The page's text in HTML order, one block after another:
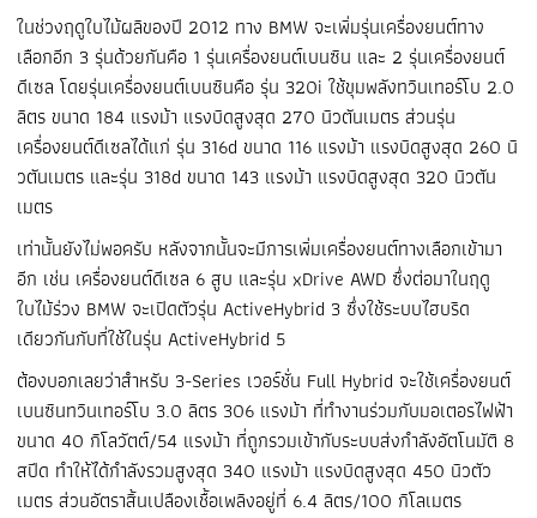
ในช่วงฤดูใบไม้ผลิของปี 2012 ทาง BMW จะเพิ่มรุ่นเครื่องยนต์ทาง
เลือกอีก 3 รุ่นด้วยกันคือ 1 รุ่นเครื่องยนต์เบนซิน และ 2 รุ่นเครื่องยนต์
ดีเซล โดยรุ่นเครื่องยนต์เบนซินคือ รุ่น 320i ใช้ขุมพลังทวินเทอร์โบ 2.0
ลิตร ขนาด 184 แรงม้า แรงบิดสูงสุด 270 นิวตันเมตร ส่วนรุ่น
เครื่องยนต์ดีเซลได้แก่ รุ่น 316d ขนาด 116 แรงม้า แรงบิดสูงสุด 260 นิ
วตันเมตร และรุ่น 318d ขนาด 143 แรงม้า แรงบิดสูงสุด 320 นิวตัน
เมตร
เท่านั้นยังไม่พอครับ หลังจากนั้นจะมีการเพิ่มเครื่องยนต์ทางเลือกเข้ามา
อีก เช่น เครื่องยนต์ดีเซล 6 สูบ และรุ่น xDrive AWD ซึ่งต่อมาในฤดู
ใบไม้ร่วง BMW จะเปิดตัวรุ่น ActiveHybrid 3 ซึ่งใช้ระบบไฮบริด
เดียวกันกับที่ใช้ในรุ่น ActiveHybrid 5
ต้องบอกเลยว่าสำหรับ 3-Series เวอร์ชั่น Full Hybrid จะใช้เครื่องยนต์
เบนซินทวินเทอร์โบ 3.0 ลิตร 306 แรงม้า ที่ทำงานร่วมกับมอเตอรไฟฟ้า
ขนาด 40 กิโลวัตต์/54 แรงม้า ที่ถูกรวมเข้ากับระบบส่งกำลังอัตโนมัติ 8
สปีด ทำให้ได้กำลังรวมสูงสุด 340 แรงม้า แรงบิดสูงสุด 450 นิวตัว
เมตร ส่วนอัตราสิ้นเปลืองเชื้อเพลิงอยู่ที่ 6.4 ลิตร/100 กิโลเมตร